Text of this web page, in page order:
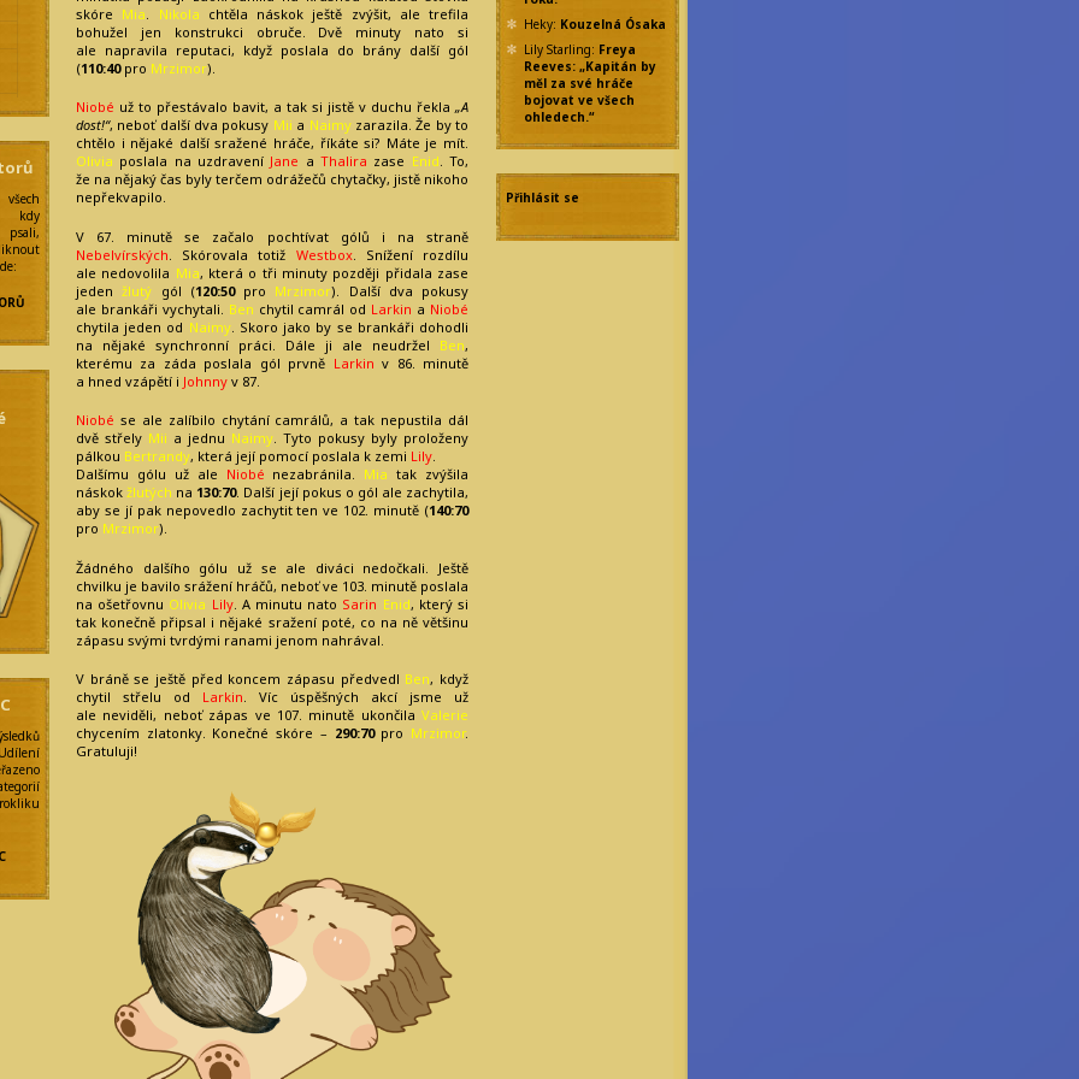
kdy
skóre Mia Nikola chtěla náskok ještě zvýšit, ale trefila
bohužel jen konstrukci obruče. Dvě minuty nato si
ale napravila reputaci, když poslala do brány další gól
(110:40pro Mrzimor).
Niobé už to přestávalo bavit, a tak si jistě v duchu řekla „A
dost!“, neboť další dva pokusy Mii a Naimyzarazila. Že by to
chtělo i nějaké další sražené hráče, říkáte si? Máte je mít.
Olivia poslala na uzdravení Jane aThalira zase Enid. To,
že na nějaký čas byly terčem odrážečů chytačky, jistě nikoho
nepřekvapilo.
V 67. minutě se začalo pochtívat gólů i na straně
Nebelvírských . Skórovala totiž Westbox. Snížení rozdílu
ale nedovolila Mia, která o tři minuty později přidala zase
jedenžlutý gól (120:50pro Mrzimor). Další dva pokusy
ale brankáři vychytali. Ben chytil camrál od Larkin a Niobé
chytila jeden od Naimy. Skoro jako by se brankáři dohodli
na nějaké synchronní práci. Dále ji ale neudržel Ben,
kterému za záda poslala gól prvně Larkin v 86. minutě
a hned vzápětí i Johnny v 87.
Niobé se ale zalíbilo chytání camrálů, a tak nepustila dál
dvě střely Mii a jednu Naimy. Tyto pokusy byly proloženy
pálkou Bertrandy, která její pomocí poslala k zemi Lily.
Dalšímu gólu už ale Niobé nezabránila. Mia tak zvýšila
náskokžlutých na 130:70. Další její pokus o gól ale zachytila,
aby se jí pak nepovedlo zachytit ten ve 102. minutě (140:70
pro Mrzimor).
Žádného dalšího gólu už se ale diváci nedočkali. Ještě
chvilku je bavilo srážení hráčů, neboť ve 103. minutě poslala
na ošetřovnu Olivia Lily. A minutu nato Sarin Enid, který si
tak konečně připsal i nějaké sražení poté, co na ně většinu
zápasu svými tvrdými ranami jenom nahrával.
V bráně se ještě před koncem zápasu předvedl Ben, když
chytil střelu od Larkin. Víc úspěšných akcí jsme už
ale neviděli, neboť zápas ve 107. minutě ukončila Valerie
chycením zlatonky. Konečné skóre – 290:70pro Mrzimor.
Gratuluji!
Heky: Kouzelná Ósaka
Lily Starling: Freya
Reeves: „Kapitán by
měl za své hráče
bojovat ve všech
ohledech.“
Přihlásit se